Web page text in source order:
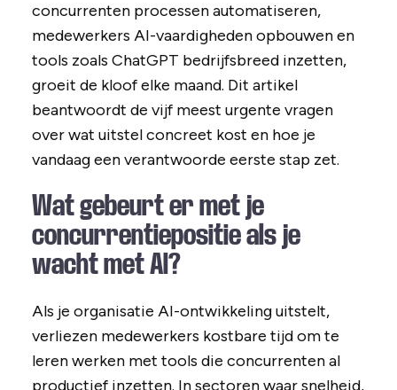
concurrenten processen automatiseren,
medewerkers AI-vaardigheden opbouwen en
tools zoals ChatGPT bedrijfsbreed inzetten,
groeit de kloof elke maand. Dit artikel
beantwoordt de vijf meest urgente vragen
over wat uitstel concreet kost en hoe je
vandaag een verantwoorde eerste stap zet.
Wat gebeurt er met je
concurrentiepositie als je
wacht met AI?
Als je organisatie AI-ontwikkeling uitstelt,
verliezen medewerkers kostbare tijd om te
leren werken met tools die concurrenten al
productief inzetten. In sectoren waar snelheid,